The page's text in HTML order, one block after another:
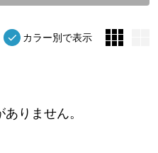
カラー別で表示
りません。